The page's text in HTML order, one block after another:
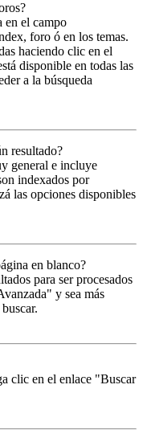
en el campo
foro ó en los temas.
haciendo clic en el
disponible en todas las
a la búsqueda
resultado?
general e incluye
indexados por
las opciones disponibles
en blanco?
para ser procesados
y sea más
clic en el enlace "Buscar